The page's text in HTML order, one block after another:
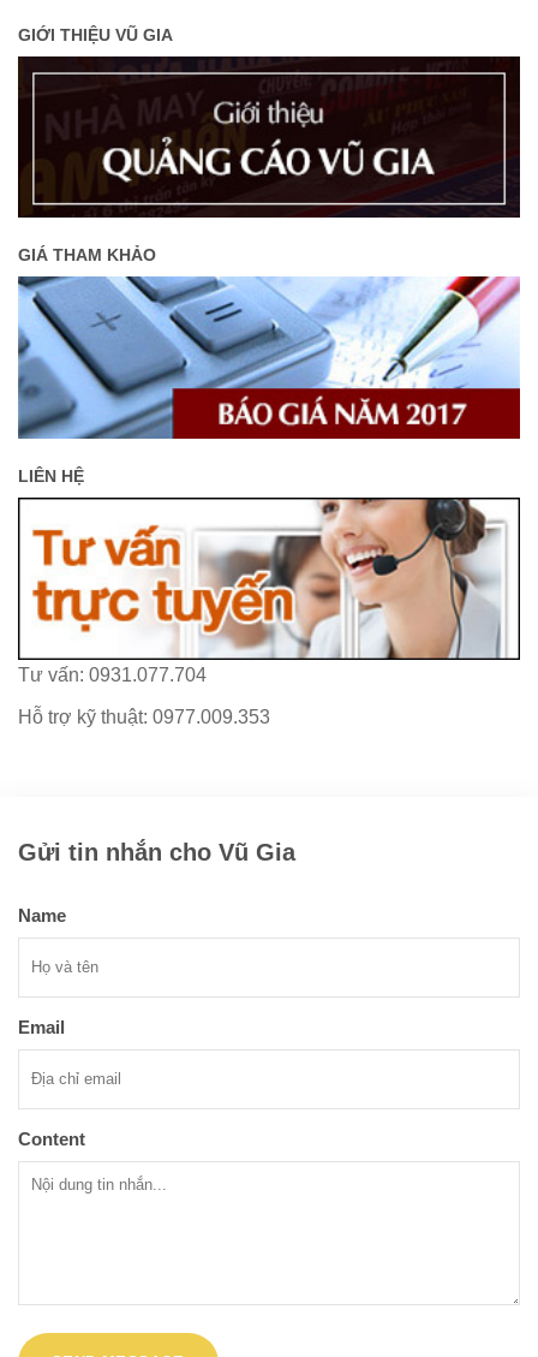
GIỚI THIỆU VŨ GIA
GIÁ THAM KHẢO
LIÊN HỆ
Tư vấn: 0931.077.704
Hỗ trợ kỹ thuật: 0977.009.353
Gửi tin nhắn cho Vũ Gia
Name
Email
Content